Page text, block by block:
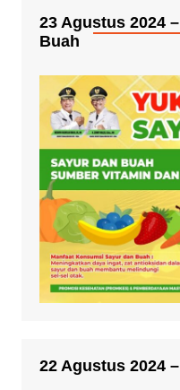
23 Agustus 2024
Buah
22 Agustus 2024